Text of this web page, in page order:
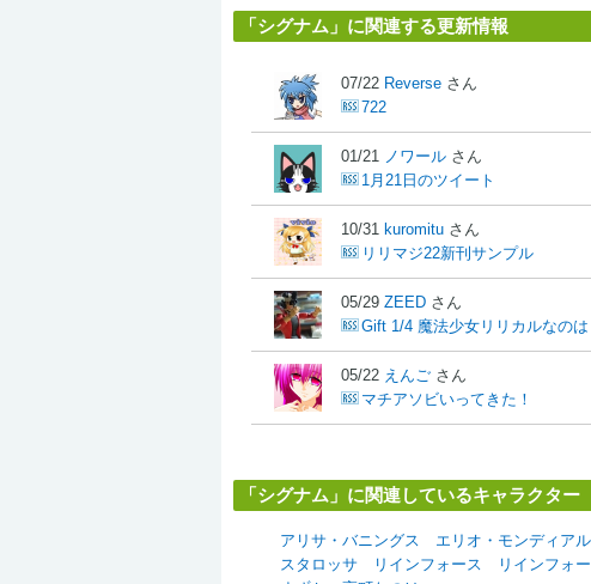
「シグナム」に関連する更新情報
07/22 Reverse さん
722
01/21 ノワール さん
1月21日のツイート
10/31 kuromitu さん
リリマジ22新刊サンプル
05/29 ZEED さん
Gift 1/4 魔法少女リリカルなの
05/22 えんご さん
マチアソビいってきた！
「シグナム」に関連しているキャラクター
アリサ・バニングス エリオ・モンディアル
スタロッサ
リインフォース リインフォ